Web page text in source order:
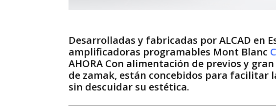
Desarrolladas y fabricadas por ALCAD en
amplificadoras programables Mont Blanc
AHORA Con alimentación de previos y
de zamak, están concebidos para facilitar
sin descuidar su estética.